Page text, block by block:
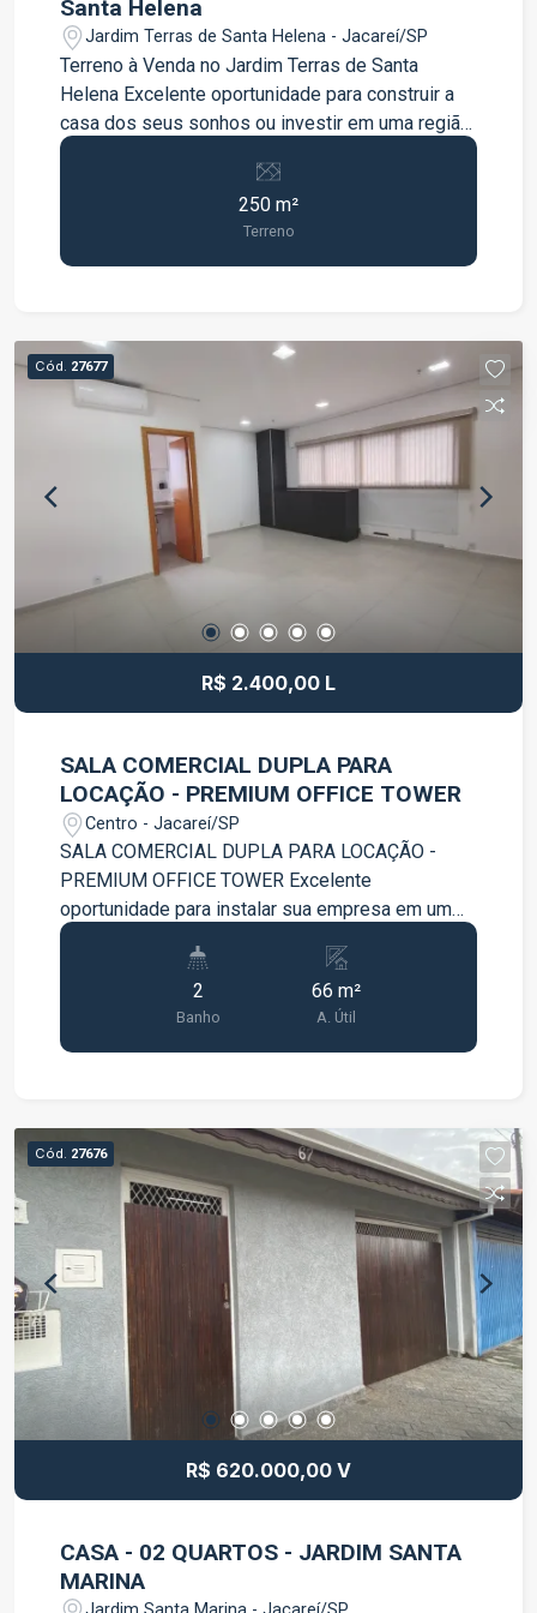
Santa Helena
Jardim Terras de Santa Helena - Jacareí/SP
Terreno à Venda no Jardim Terras de Santa
Helena Excelente oportunidade para construir a
casa dos seus sonhos ou investir em uma região
em constante valorização. O terreno possui 250
m², com excelente aproveitamento para projetos
residenciais, oferecendo espaço e versatilidade
para diferentes tipos de construção. Localizado
no Jardim Terras de Santa Helena, em uma região
para toda a família. Entre em contato para mais
informações e agende uma visita.
250 m²
Terreno
Cód. 27677
R$ 2.400,00 L
SALA COMERCIAL DUPLA PARA
LOCAÇÃO - PREMIUM OFFICE TOWER
Centro - Jacareí/SP
SALA COMERCIAL DUPLA PARA LOCAÇÃO -
PREMIUM OFFICE TOWER Excelente
oportunidade para instalar sua empresa em um
dos edifícios comerciais mais modernos da
distribuída, ideal para escritórios, consultórios,
empresas de prestação de serviços e
profissionais que buscam um ambiente funcional
versatilidade; Ar-condicionado instalado; 2
banheiros privativos; Ambientes bem iluminados
e prontos para uso. Localizada no Premium Office
Tower, a sala oferece toda a praticidade de um
empreendimento corporativo, com infraestrutura
moderna e excelente localização para receber
clientes e colaboradores. Entre em contato para
mais informações e agende uma visita.
2
Banho
66 m²
A. Útil
Cód. 27676
R$ 620.000,00 V
CASA - 02 QUARTOS - JARDIM SANTA
MARINA